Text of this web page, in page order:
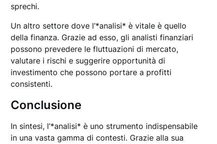
sprechi.
Un altro settore dove l’*analisi* è vitale è quello
della finanza. Grazie ad esso, gli analisti finanziari
possono prevedere le fluttuazioni di mercato,
valutare i rischi e suggerire opportunità di
investimento che possono portare a profitti
consistenti.
Conclusione
In sintesi, l’*analisi* è uno strumento indispensabile
in una vasta gamma di contesti. Grazie alla sua